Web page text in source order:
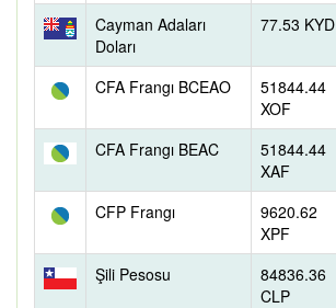
Cayman Adaları
Doları
77.53 KYD
CFA Frangı BCEAO
51844.44
XOF
CFA Frangı BEAC
51844.44
XAF
CFP Frangı
9620.62
XPF
Şili Pesosu
84836.36
CLP